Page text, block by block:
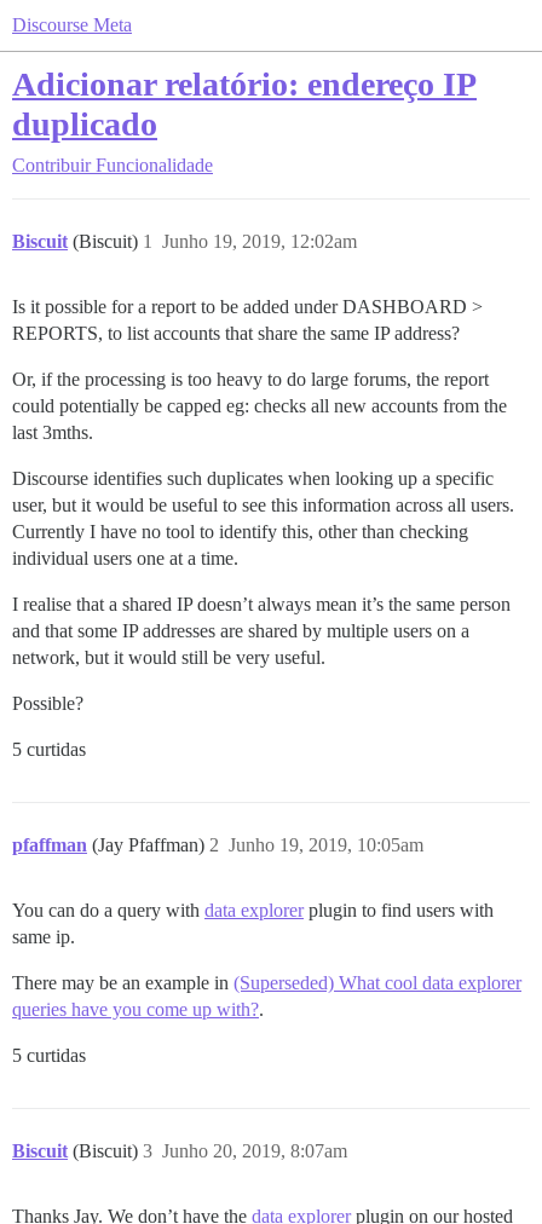
Discourse Meta
Adicionar relatório: endereço IP
duplicado
Contribuir Funcionalidade
Biscuit (Biscuit) Junho 19, 2019, 12:02am
1
Is it possible for a report to be added under DASHBOARD >
REPORTS, to list accounts that share the same IP address?
Or, if the processing is too heavy to do large forums, the report
could potentially be capped eg: checks all new accounts from the
last 3mths.
Discourse identifies such duplicates when looking up a specific
user, but it would be useful to see this information across all users.
Currently I have no tool to identify this, other than checking
individual users one at a time.
I realise that a shared IP doesn’t always mean it’s the same person
and that some IP addresses are shared by multiple users on a
network, but it would still be very useful.
Possible?
5 curtidas
pfaffman (Jay Pfaffman) Junho 19, 2019, 10:05am
2
You can do a query with data explorerplugin to find users with
same ip.
There may be an example in (Superseded) What cool data explorer
queries have you come up with?.
5 curtidas
Biscuit (Biscuit) Junho 20, 2019, 8:07am
3
Thanks Jay. We don’t have the data explorerplugin on our hosted